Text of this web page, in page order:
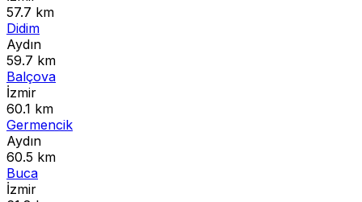
57.7 km
Didim
Aydın
59.7 km
Balçova
İzmir
60.1 km
Germencik
Aydın
60.5 km
Buca
İzmir